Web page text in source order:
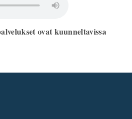
ovat kuunneltavissa